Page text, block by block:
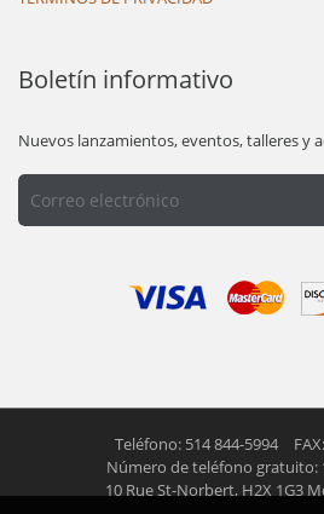
Boletín informativo
Nuevos lanzamientos, eventos, talleres y
Teléfono: 514 844-5994
Número de teléfono gratuito:
10 Rue St-Norbert, H2X 1G3